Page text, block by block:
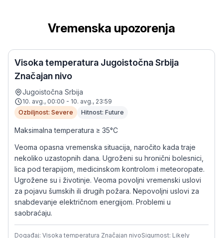
Vremenska upozorenja
Visoka temperatura Jugoistočna Srbija
Značajan nivo
Jugoistočna Srbija
10. avg., 00:00 - 10. avg., 23:59
Ozbiljnost: Severe
Hitnost: Future
Maksimalna temperatura ≥ 35°C
Veoma opasna vremenska situacija, naročito kada traje
nekoliko uzastopnih dana. Ugroženi su hronični bolesnici,
lica pod terapijom, medicinskom kontrolom i meteoropate.
Ugrožene su i životinje. Veoma povoljni vremenski uslovi
za pojavu šumskih ili drugih požara. Nepovoljni uslovi za
snabdevanje električnom energijom. Problemi u
saobraćaju.
Događaj: Visoka temperatura Značajan nivoSigurnost: Likely